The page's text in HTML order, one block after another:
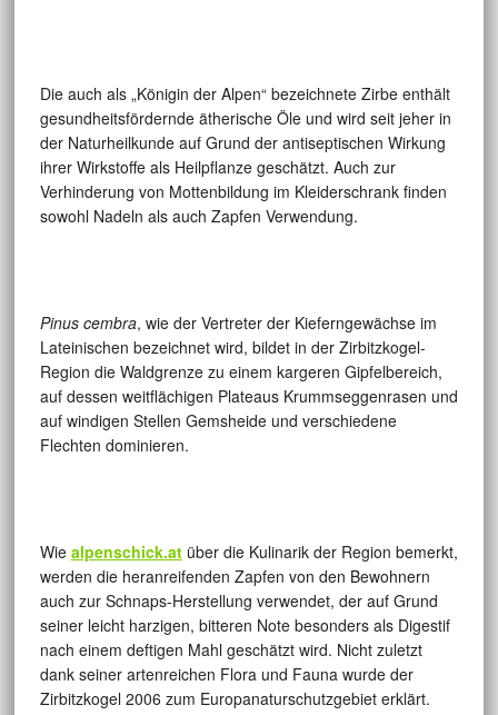
Die auch als „Königin der Alpen“ bezeichnete Zirbe enthält
gesundheitsfördernde ätherische Öle und wird seit jeher in
der Naturheilkunde auf Grund der antiseptischen Wirkung
ihrer Wirkstoffe als Heilpflanze geschätzt. Auch zur
Verhinderung von Mottenbildung im Kleiderschrank finden
sowohl Nadeln als auch Zapfen Verwendung.
Pinus cembra, wie der Vertreter der Kieferngewächse im
Lateinischen bezeichnet wird, bildet in der Zirbitzkogel-
Region die Waldgrenze zu einem kargeren Gipfelbereich,
auf dessen weitflächigen Plateaus Krummseggenrasen und
auf windigen Stellen Gemsheide und verschiedene
Flechten dominieren.
Wie alpenschick.atüber die Kulinarik der Region bemerkt,
werden die heranreifenden Zapfen von den Bewohnern
auch zur Schnaps-Herstellung verwendet, der auf Grund
seiner leicht harzigen, bitteren Note besonders als Digestif
nach einem deftigen Mahl geschätzt wird. Nicht zuletzt
dank seiner artenreichen Flora und Fauna wurde der
Zirbitzkogel 2006 zum Europanaturschutzgebiet erklärt.